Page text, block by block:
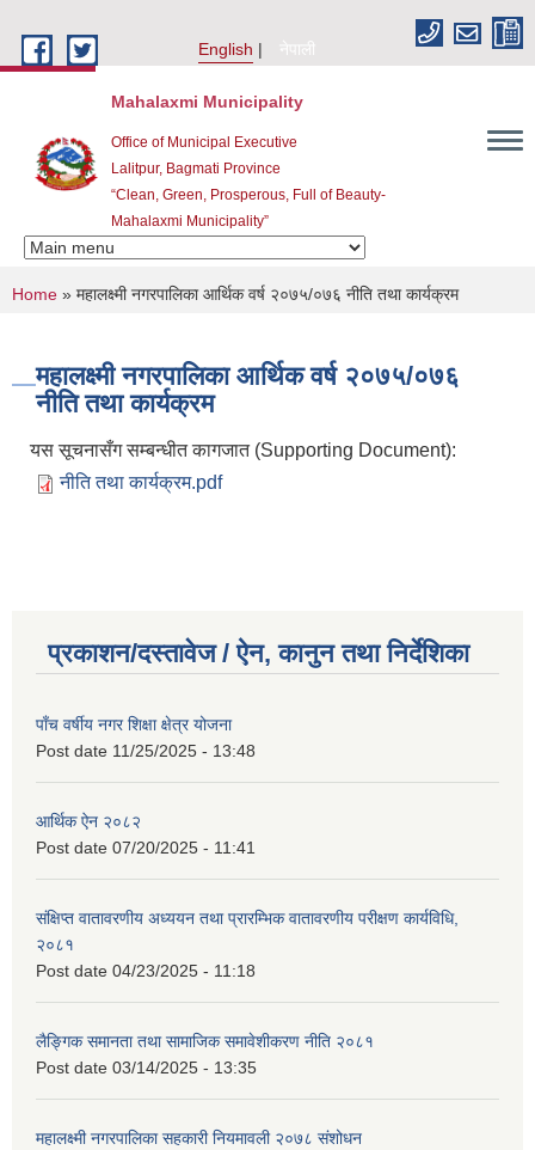
English
नेपाली
Mahalaxmi Municipality
Office of Municipal Executive
Lalitpur, Bagmati Province
“Clean, Green, Prosperous, Full of Beauty-
Mahalaxmi Municipality”
You are here
Home » महालक्ष्मी नगरपालिका आर्थिक वर्ष २०७५/०७६ नीति तथा कार्यक्रम
महालक्ष्मी नगरपालिका आर्थिक वर्ष २०७५/०७६
नीति तथा कार्यक्रम
यस सूचनासँग सम्बन्धीत कागजात (Supporting Document):
नीति तथा कार्यक्रम.pdf
प्रकाशन/दस्तावेज / ऐन, कानुन तथा निर्देशिका
पाँच वर्षीय नगर शिक्षा क्षेत्र योजना
Post date 11/25/2025 - 13:48
आर्थिक ऐन २०८२
Post date 07/20/2025 - 11:41
संक्षिप्त वातावरणीय अध्ययन तथा प्रारम्भिक वातावरणीय परीक्षण कार्यविधि,
२०८१
Post date 04/23/2025 - 11:18
लैङ्गिक समानता तथा सामाजिक समावेशीकरण नीति २०८१
Post date 03/14/2025 - 13:35
महालक्ष्मी नगरपालिका सहकारी नियमावली २०७८ संशोधन